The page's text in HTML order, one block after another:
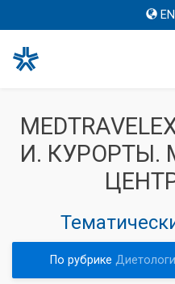
EN
И. КУРОРТЫ.
По рубрике